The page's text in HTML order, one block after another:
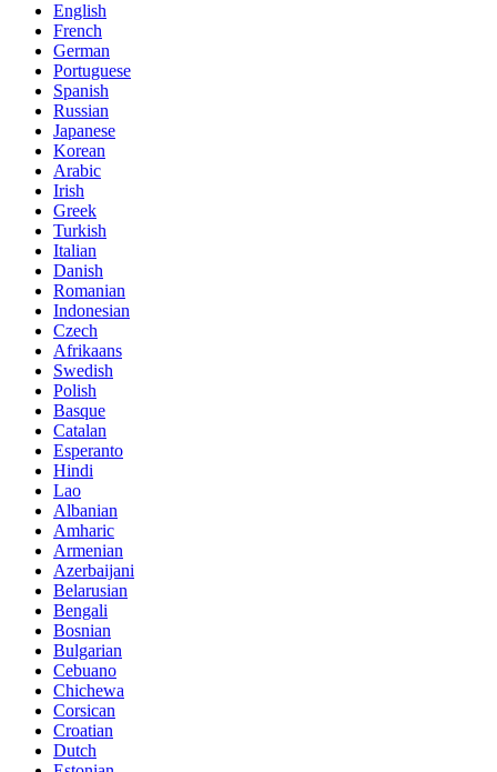
English
French
German
Portuguese
Spanish
Russian
Japanese
Korean
Arabic
Irish
Greek
Turkish
Italian
Danish
Romanian
Indonesian
Czech
Afrikaans
Swedish
Polish
Basque
Catalan
Esperanto
Hindi
Lao
Albanian
Amharic
Armenian
Azerbaijani
Belarusian
Bengali
Bosnian
Bulgarian
Cebuano
Chichewa
Corsican
Croatian
Dutch